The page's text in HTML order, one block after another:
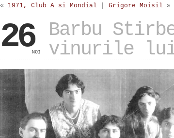
« 1971, Club A si Mondial Grigore Moisil »
26NOI
Barbu
vinurile